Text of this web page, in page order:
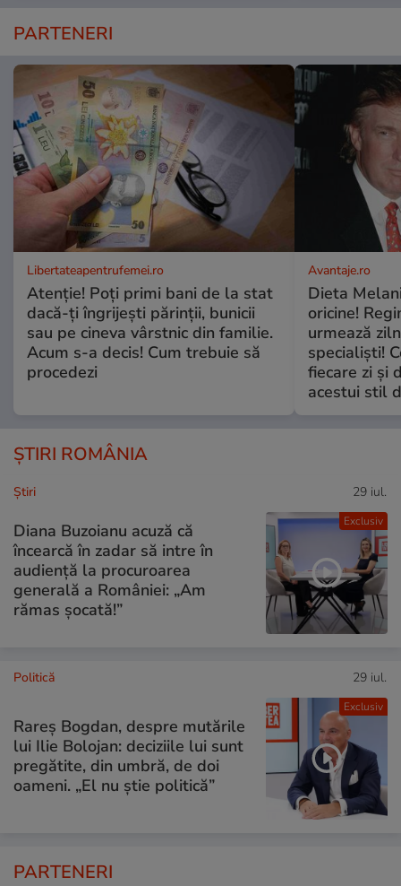
PARTENERI
Libertateapentrufemei.ro
Atenție! Poți primi bani de la stat
dacă-ți îngrijești părinții, bunicii
sau pe cineva vârstnic din familie.
Acum s-a decis! Cum trebuie să
procedezi
Avantaje.ro
Dieta
oricine!
urmează
specialiști!
fiecare zi și
acestui stil
ȘTIRI ROMÂNIA
Exclusiv
Ştiri 29 iul.
Diana Buzoianu acuză că
încearcă în zadar să intre în
audiență la procuroarea
generală a României: „Am
rămas șocată!”
Exclusiv
Politică 29 iul.
Rareș Bogdan, despre mutările
lui Ilie Bolojan: deciziile lui sunt
pregătite, din umbră, de doi
oameni. „El nu știe politică”
PARTENERI